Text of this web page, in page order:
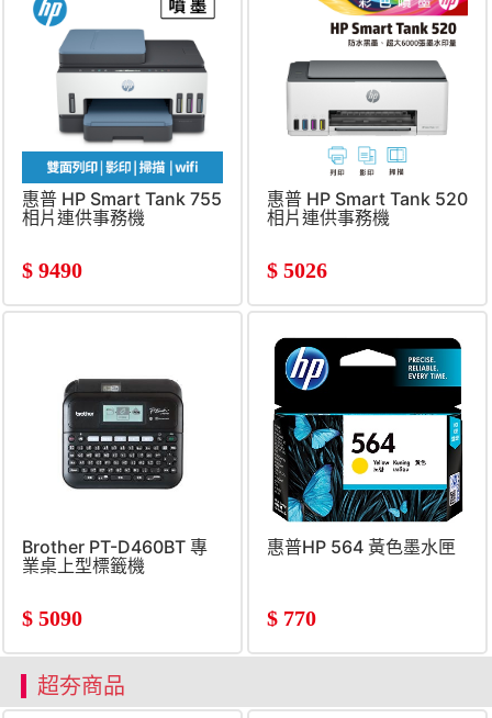
惠普 HP Smart Tank 755
相片連供事務機
$ 9490
惠普 HP Smart Tank 520
相片連供事務機
$ 5026
Brother PT-D460BT 專
業桌上型標籤機
$ 5090
惠普HP 564 黃色墨水匣
$ 770
超夯商品